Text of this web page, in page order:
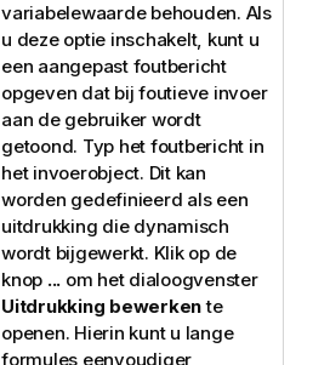
variabelewaarde behouden. Als
u deze optie inschakelt, kunt u
een aangepast foutbericht
opgeven dat bij foutieve invoer
aan de gebruiker wordt
getoond. Typ het foutbericht in
het invoerobject. Dit kan
worden gedefinieerd als een
uitdrukking die dynamisch
wordt bijgewerkt. Klik op de
knop ... om het dialoogvenster
Uitdrukking bewerkente
openen. Hierin kunt u lange
formules eenvoudiger